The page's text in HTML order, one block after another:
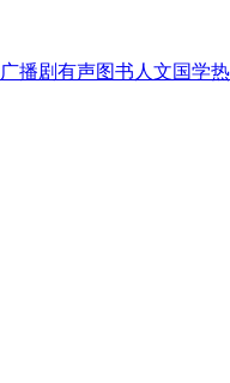
广播剧有声图书 人文国学